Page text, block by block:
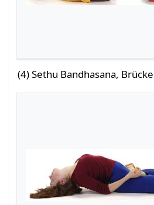
(4) Sethu Bandhasana, Brücke